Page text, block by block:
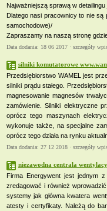
Najważniejszą sprawą w
Dlatego nasi pracownicy to nie są
samochodowe)/
Zapraszamy na naszą stronę
Data dodania: 18 06 2017 · szczegóły
silniki komutatorowe
Przedsiębiorstwo WAMEL jest
silniki prądu stałego.
magnesowanie magnesów
zamówienie. Silniki elektryczne
oprócz tego maszynach
wykonuje także, na specjalne
oprócz tego działa na rynku
Data dodania: 27 12 2018 · szczegóły
niezawodna centrala
Firma Energywent jest jednym z
zredagować i również
systemy jak główna kwatera
atesty i certyfikaty. Należą do